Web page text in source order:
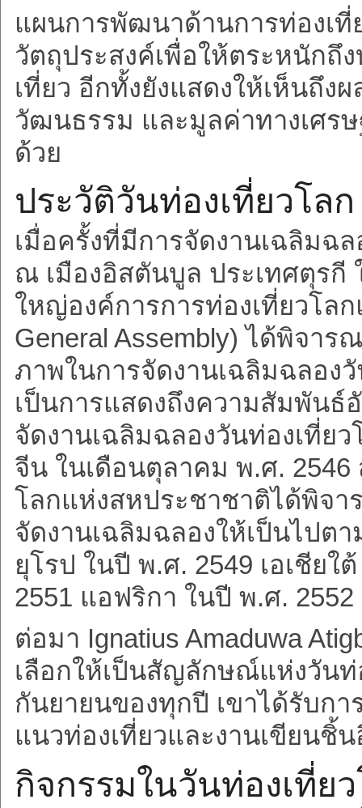
แผนการพัฒนาด้านการท่องเที่
วัตถุประสงค์เพื่อให้ตระหนัก
เที่ยว อีกทั้งยังแสดงให้เห็นถึง
วัฒนธรรม และมูลค่าทางเศร
ด้วย
ประวัติวันท่องเที่ยวโลก
เมื่อครั้งที่มีการจัดงานเฉลิมฉ
ณ เมืองอิสตันบูล ประเทศตุรกี
ใหญ่องค์การการท่องเที่ยวโล
General Assembly) ได้พิจาร
ภาพในการจัดงานเฉลิมฉลอง
เป็นการแสดงถึงความสัมพันธ์
จัดงานเฉลิมฉลองวันท่องเที่ย
จีน ในเดือนตุลาคม พ.ศ.
โลกแห่งสหประชาชาติได้พิจา
จัดงานเฉลิมฉลองให้เป็นไปต
ยุโรป ในปี พ.ศ. 2549 เอเชียใ
2551 แอฟริกา ในปี พ.ศ.
ต่อมา Ignatius Amaduwa
เลือกให้เป็นสัญลักษณ์แห่งวันท่
กันยายนของทุกปี เขาได้รับก
แนวท่องเที่ยวและงานเขียนชิ้
กิจกรรมในวันท่องเที่ย